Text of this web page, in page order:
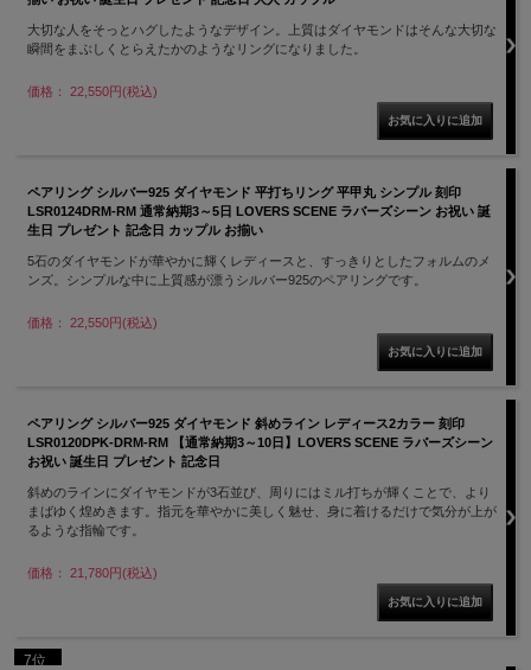
大切な人をそっとハグしたようなデザイン。上質はダイヤモンドはそんな大切な
瞬間をまぶしくとらえたかのようなリングになりました。
価格： 22,550円(税込)
ペアリング シルバー925 ダイヤモンド 平打ちリング 平甲丸 シンプル 刻印
LSR0124DRM-RM 通常納期3～5日 LOVERS SCENE ラバーズシーン お祝い 誕
生日 プレゼント 記念日 カップル お揃い
5石のダイヤモンドが華やかに輝くレディースと、すっきりとしたフォルムのメ
ンズ。シンプルな中に上質感が漂うシルバー925のペアリングです。
価格： 22,550円(税込)
ペアリング シルバー925 ダイヤモンド 斜めライン レディース2カラー 刻印
LSR0120DPK-DRM-RM 【通常納期3～10日】LOVERS SCENE ラバーズシーン
お祝い 誕生日 プレゼント 記念日
斜めのラインにダイヤモンドが3石並び、周りにはミル打ちが輝くことで、より
まばゆく煌めきます。指元を華やかに美しく魅せ、身に着けるだけで気分が上が
るような指輪です。
価格： 21,780円(税込)
7位